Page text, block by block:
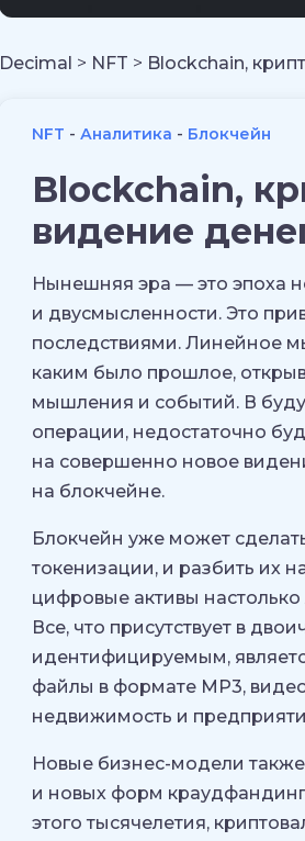
Decimal > NFT > Blockchain,
NFT Аналитика Блокчейн
Blockchain,
видение
Нынешняя эра — это эпоха
и двусмысленности. Это
последствиями. Линейное
каким было прошлое,
мышления и событий. В
операции, недостаточно
на совершенно новое
на блокчейне.
Блокчейн уже может
токенизации, и разбить их
цифровые активы
Все, что присутствует в
идентифицируемым,
файлы в формате MP3,
недвижимость и
Новые бизнес-модели
и новых форм
этого тысячелетия,